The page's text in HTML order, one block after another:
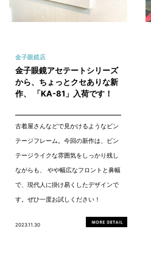
金子眼鏡店
金子眼鏡アセテートシリーズ
から、ちょっとクセありな新
作、 「KA-81」入荷です！
古着屋さんなどで見かけるようなビン
テージフレーム。今回の新作は、ビン
テージライクな雰囲気をしっかり残し
ながらも、 やや幅広なフロントと鼻幅
で、現代人に掛け易くしたデザインで
す。ぜひ一度お試しください！
2023.11.30